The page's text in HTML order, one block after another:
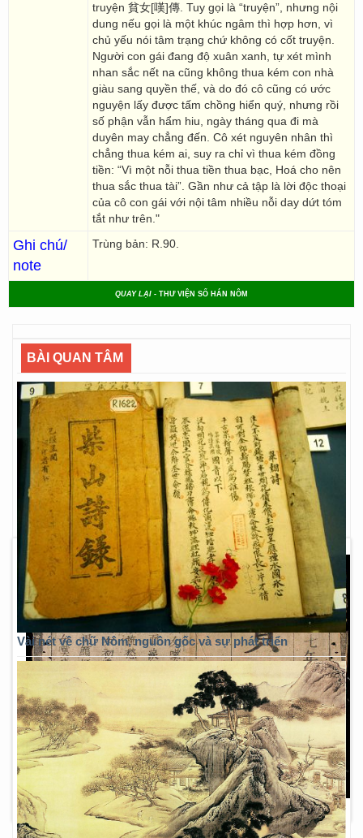
truyện 貧女[嘆]傳. Tuy gọi là “truyện”, nhưng nội
dung nếu gọi là một khúc ngâm thì hợp hơn, vì
chủ yếu nói tâm trạng chứ không có cốt truyện.
Người con gái đang độ xuân xanh, tự xét mình
nhan sắc nết na cũng không thua kém con nhà
giàu sang quyền thế, và do đó cô cũng có ước
nguyện lấy được tấm chồng hiển quý, nhưng rồi
số phận vẫn hẩm hiu, ngày tháng qua đi mà
duyên may chẳng đến. Cô xét nguyên nhân thì
chẳng thua kém ai, suy ra chỉ vì thua kém đồng
tiền: “Vì một nỗi thua tiền thua bạc, Hoá cho nên
thua sắc thua tài”. Gần như cả tập là lời độc thoại
của cô con gái với nội tâm nhiều nỗi day dứt tóm
tắt như trên."
Ghi chú/
note
Trùng bản: R.90.
QUAY LẠI - THƯ VIỆN SỐ HÁN NÔM
BÀI QUAN TÂM
Vài nét về chữ Nôm, nguồn gốc và sự phát triển